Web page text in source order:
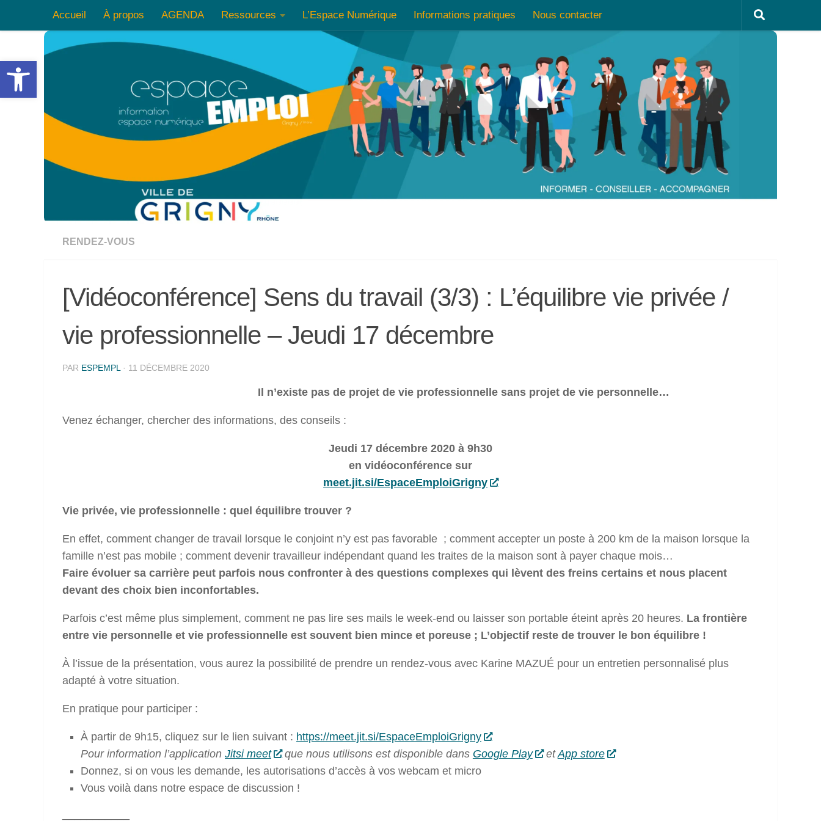
Ouvrir la barre d’outils
Skip to content
Accueil À propos AGENDA Ressources L’Espace Numérique Informations pratiques Nous contacter
RENDEZ-VOUS
[Vidéoconférence] Sens du travail (3/3) : L’équilibre vie privée /
vie professionnelle – Jeudi 17 décembre
PAR ESPEMPL · 11 DÉCEMBRE 2020
Il n’existe pas de projet de vie professionnelle sans projet de vie personnelle…
Venez échanger, chercher des informations, des conseils :
Jeudi 17 décembre 2020 à 9h30
en vidéoconférence sur
meet.jit.si/EspaceEmploiGrigny
Vie privée, vie professionnelle : quel équilibre trouver ?
En effet, comment changer de travail lorsque le conjoint n’y est pas favorable ; comment accepter un poste à 200 km de la maison lorsque la
famille n’est pas mobile ; comment devenir travailleur indépendant quand les traites de la maison sont à payer chaque mois…
Faire évoluer sa carrière peut parfois nous confronter à des questions complexes qui lèvent des freins certains et nous placent
devant des choix bien inconfortables.
Parfois c’est même plus simplement, comment ne pas lire ses mails le week-end ou laisser son portable éteint après 20 heures. La frontière
entre vie personnelle et vie professionnelle est souvent bien mince et poreuse ; L’objectif reste de trouver le bon équilibre !
À l’issue de la présentation, vous aurez la possibilité de prendre un rendez-vous avec Karine MAZUÉ pour un entretien personnalisé plus
adapté à votre situation.
En pratique pour participer :
À partir de 9h15, cliquez sur le lien suivant : https://meet.jit.si/EspaceEmploiGrigny
Pour information l’application Jitsi meet que nous utilisons est disponible dans Google Play etApp store
Donnez, si on vous les demande, les autorisations d’accès à vos webcam et micro
Vous voilà dans notre espace de discussion !